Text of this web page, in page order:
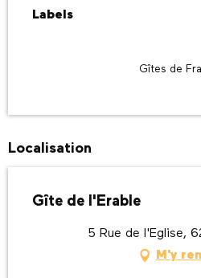
Labels
Labels
Gîtes de
Localisation
Gîte de l'Erable
5 Rue de l'Eglise,
M'y